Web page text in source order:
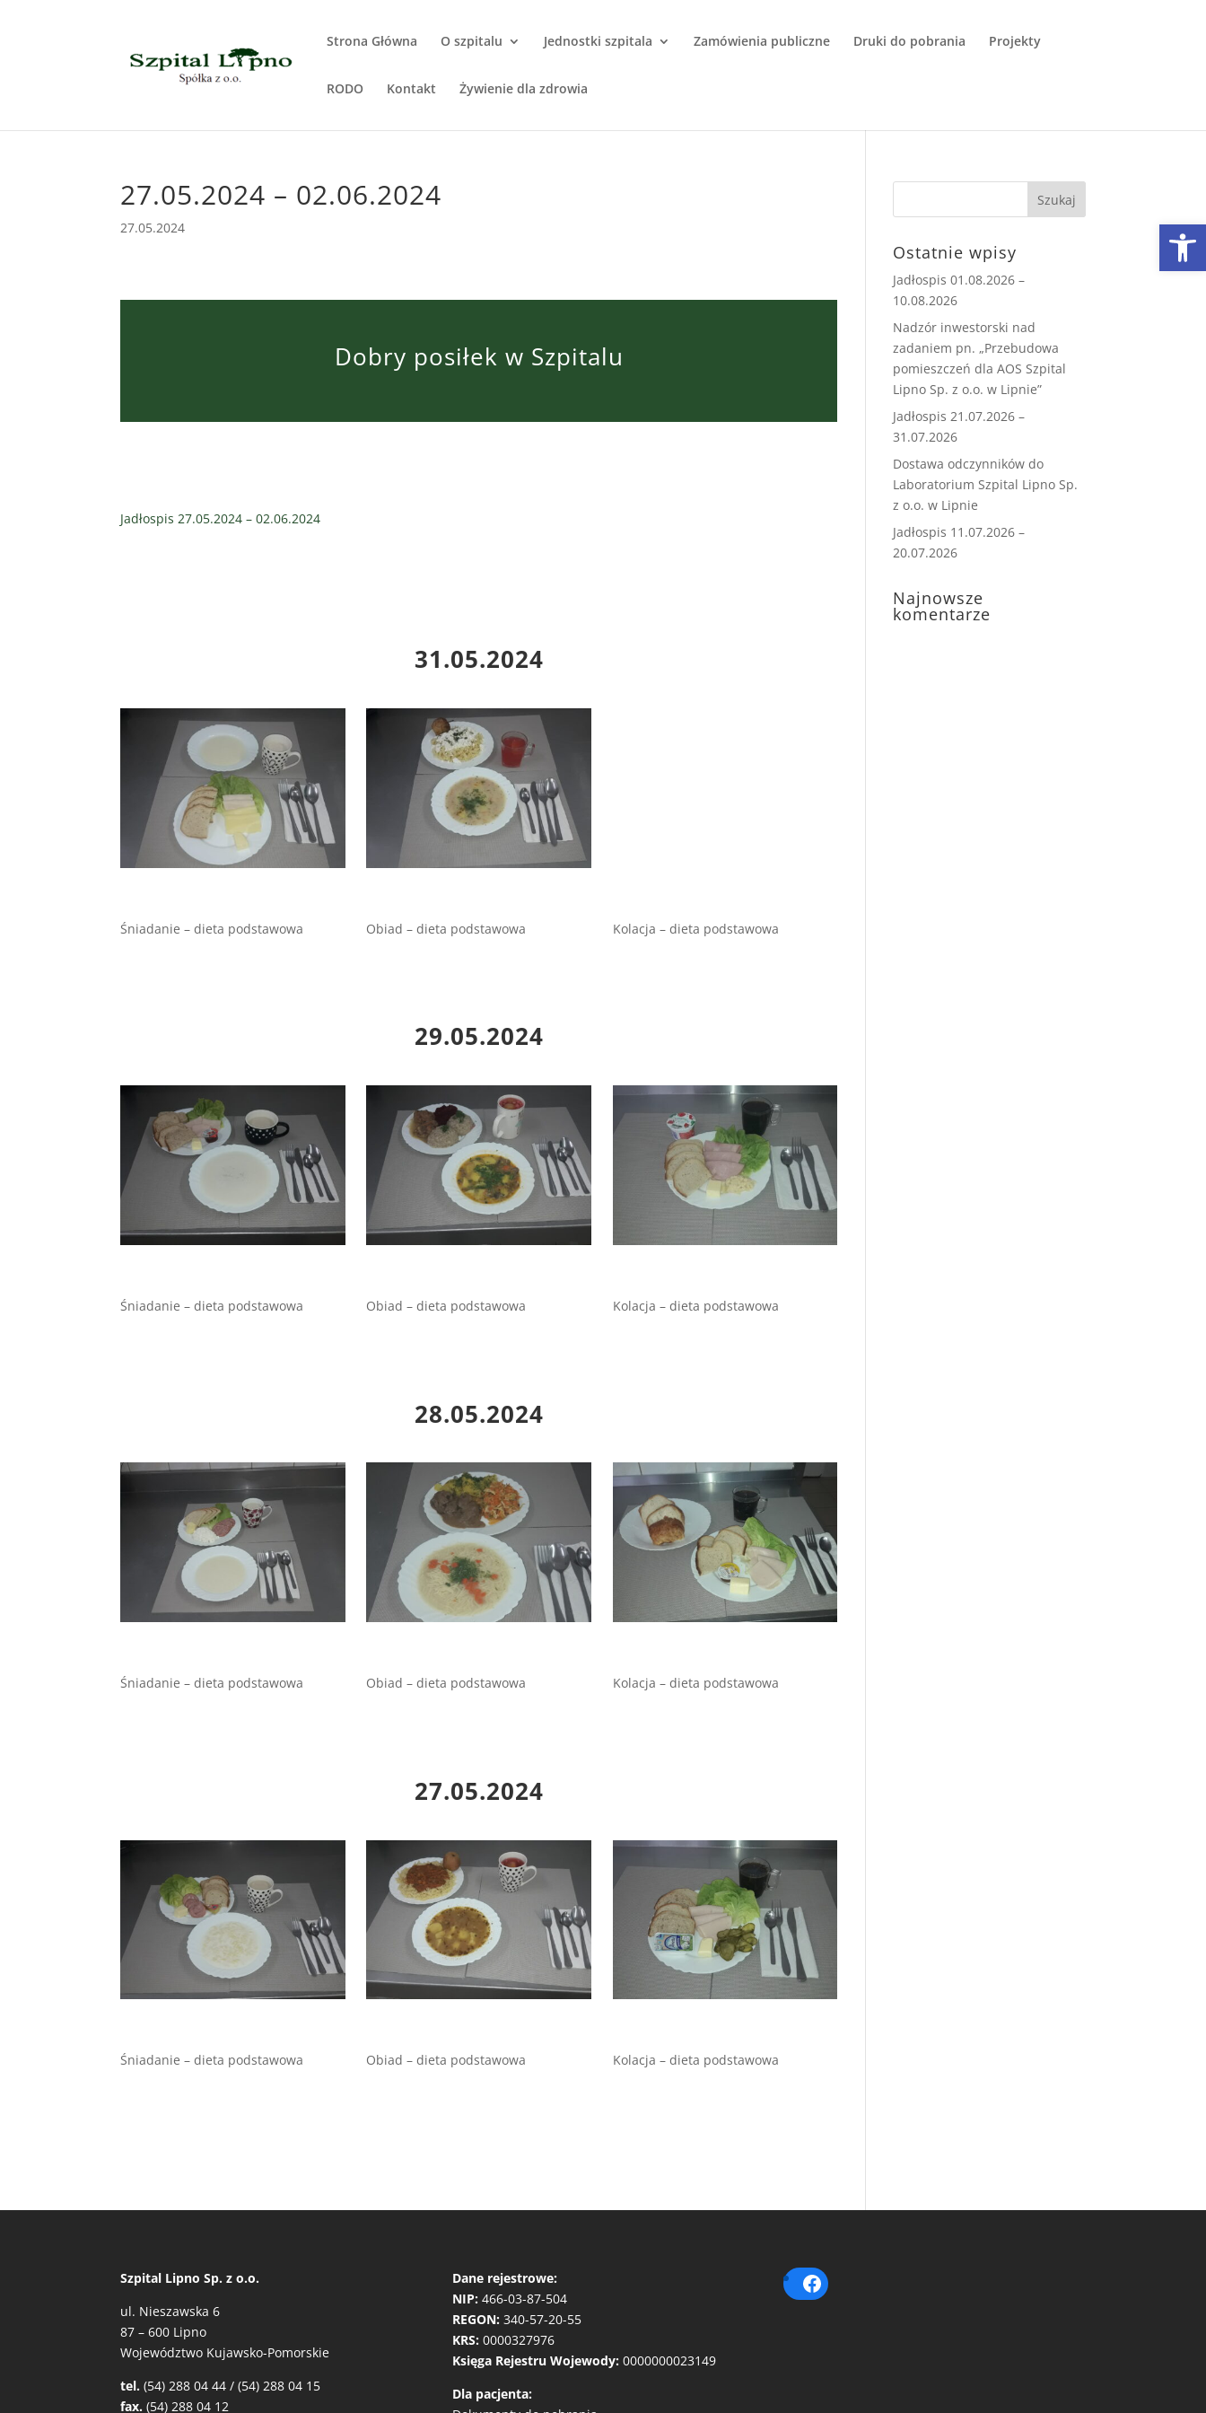
Strona Główna O szpitalu Jednostki szpitala Zamówienia publiczne Druki do pobrania Projekty
RODO Kontakt Żywienie dla zdrowia
27.05.2024 – 02.06.2024
27.05.2024
Dobry posiłek w Szpitalu
Jadłospis 27.05.2024 – 02.06.2024
31.05.2024
Śniadanie – dieta podstawowa Obiad – dieta podstawowa Kolacja – dieta podstawowa
29.05.2024
Śniadanie – dieta podstawowa Obiad – dieta podstawowa Kolacja – dieta podstawowa
28.05.2024
Śniadanie – dieta podstawowa Obiad – dieta podstawowa Kolacja – dieta podstawowa
27.05.2024
Śniadanie – dieta podstawowa Obiad – dieta podstawowa Kolacja – dieta podstawowa
Ostatnie wpisy
Jadłospis 01.08.2026 –
10.08.2026
Nadzór inwestorski nad
zadaniem pn. „Przebudowa
pomieszczeń dla AOS Szpital
Lipno Sp. z o.o. w Lipnie”
Jadłospis 21.07.2026 –
31.07.2026
Dostawa odczynników do
Laboratorium Szpital Lipno Sp.
z o.o. w Lipnie
Jadłospis 11.07.2026 –
20.07.2026
Najnowsze
komentarze
Szpital Lipno Sp. z o.o.
ul. Nieszawska 6
87 – 600 Lipno
Województwo Kujawsko-Pomorskie
tel. (54) 288 04 44 / (54) 288 04 15
fax.(54) 288 04 12
Dane rejestrowe:
NIP: 466-03-87-504
REGON: 340-57-20-55
KRS: 0000327976
Księga Rejestru Wojewody: 0000000023149
Dla pacjenta: